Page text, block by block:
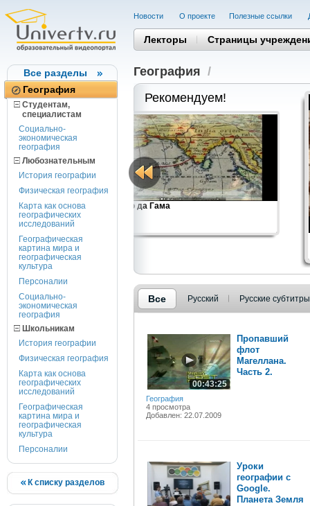
Все разделы
География
Студентам,
cпециалистам
Социально-
экономическая
география
Любознательным
История географии
Физическая география
Карта как основа
географических
исследований
Географическая
картина мира и
географическая
культура
Персоналии
Социально-
экономическая
география
Школьникам
История географии
Физическая география
Карта как основа
географических
исследований
Географическая
картина мира и
географическая
культура
Персоналии
К списку разделов
Новости О проекте Полезные cсылки
Лекторы Страницы
География /
Рекомендуем!
постройки Васко да Гама
Все Русский Русские субтитры
00:43:25
География
4 просмотра
Добавлен: 22.07.2009
Пропавший
флот
Магеллана.
Часть 2.
Уроки
географии с
Google.
Планета Земля